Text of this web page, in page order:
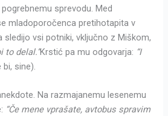
sprevodu. Med
mladoporočenca pretihotapita v
sledijo vsi potniki, vključno z Miškom,
to delal.”Krstić pa mu odgovarja: “I
sine).
Na razmajanemu lesenemu
“Če mene vprašate, avtobus spravim